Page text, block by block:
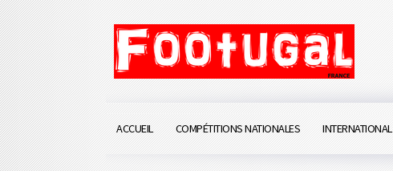
ACCUEIL COMPÉTITIONS NATIONALES INTERNATIONAL